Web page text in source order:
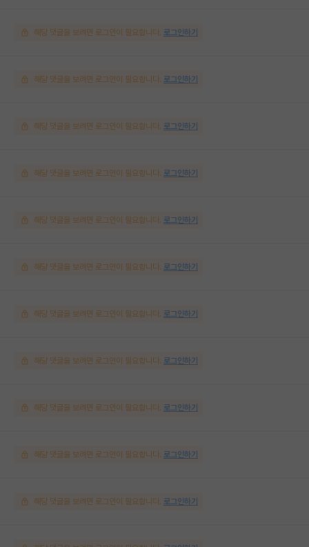
해당 댓글을 보려면 로그인이 필요합니다. 로그인하기
해당 댓글을 보려면 로그인이 필요합니다. 로그인하기
해당 댓글을 보려면 로그인이 필요합니다. 로그인하기
해당 댓글을 보려면 로그인이 필요합니다. 로그인하기
해당 댓글을 보려면 로그인이 필요합니다. 로그인하기
해당 댓글을 보려면 로그인이 필요합니다. 로그인하기
해당 댓글을 보려면 로그인이 필요합니다. 로그인하기
해당 댓글을 보려면 로그인이 필요합니다. 로그인하기
해당 댓글을 보려면 로그인이 필요합니다. 로그인하기
해당 댓글을 보려면 로그인이 필요합니다. 로그인하기
해당 댓글을 보려면 로그인이 필요합니다. 로그인하기